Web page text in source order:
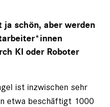
schön, aber werden
KI oder Roboter
ist inzwischen sehr
etwa beschäftigt 1000